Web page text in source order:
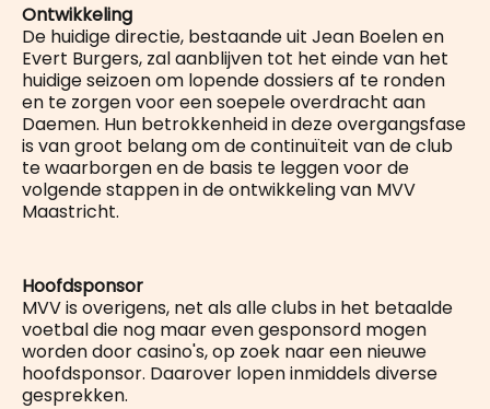
Ontwikkeling
De huidige directie, bestaande uit Jean Boelen en
Evert Burgers, zal aanblijven tot het einde van het
huidige seizoen om lopende dossiers af te ronden
en te zorgen voor een soepele overdracht aan
Daemen. Hun betrokkenheid in deze overgangsfase
is van groot belang om de continuïteit van de club
te waarborgen en de basis te leggen voor de
volgende stappen in de ontwikkeling van MVV
Maastricht.
Hoofdsponsor
MVV is overigens, net als alle clubs in het betaalde
voetbal die nog maar even gesponsord mogen
worden door casino's, op zoek naar een nieuwe
hoofdsponsor. Daarover lopen inmiddels diverse
gesprekken.